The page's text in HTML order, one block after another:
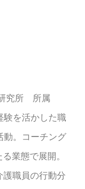
究所 所属
験を活かした職
動。コーチング
業態で展開。
護職員の行動分